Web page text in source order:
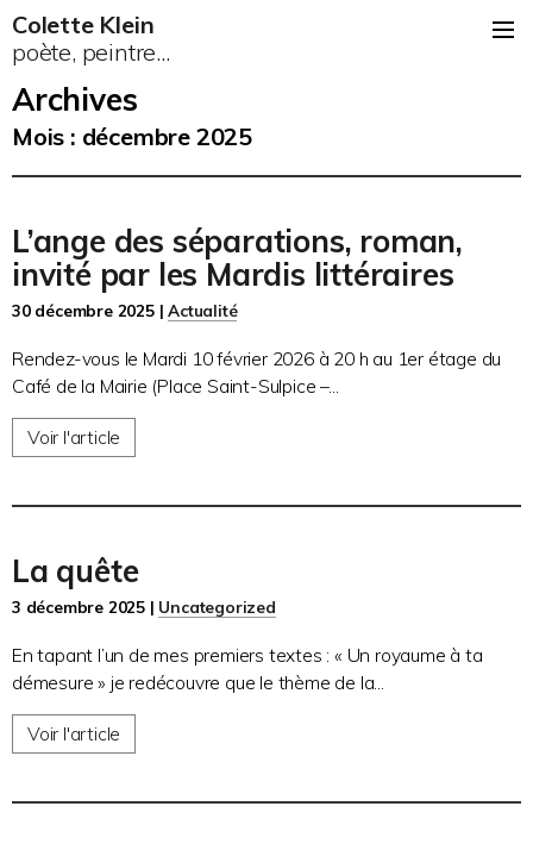
Colette Klein
poète, peintre...
Archives
Mois : décembre 2025
L’ange des séparations, roman,
invité par les Mardis littéraires
30 décembre 2025 |Actualité
Rendez-vous le Mardi 10 février 2026 à 20 h au 1er étage du
Café de la Mairie (Place Saint-Sulpice –...
Voir l'article
La quête
3 décembre 2025 | Uncategorized
En tapant l’un de mes premiers textes : « Un royaume à ta
démesure » je redécouvre que le thème de la...
Voir l'article